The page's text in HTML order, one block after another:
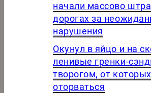
начали массово
дорогах за
нарушения
Окунул в яйцо и на
ленивые гренки-
творогом, от
оторваться